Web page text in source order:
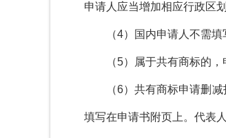
申请人应当增加相应行政区
（4）国内申请人不需填
（5）属于共有商标的，
（6）共有商标申请删
填写在申请书附页上。代表